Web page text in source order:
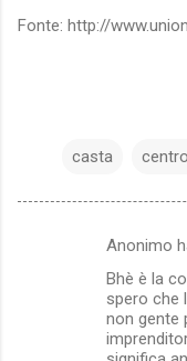
Fonte: http://
casta
Anonimo
Bhè è la
spero che
non gente